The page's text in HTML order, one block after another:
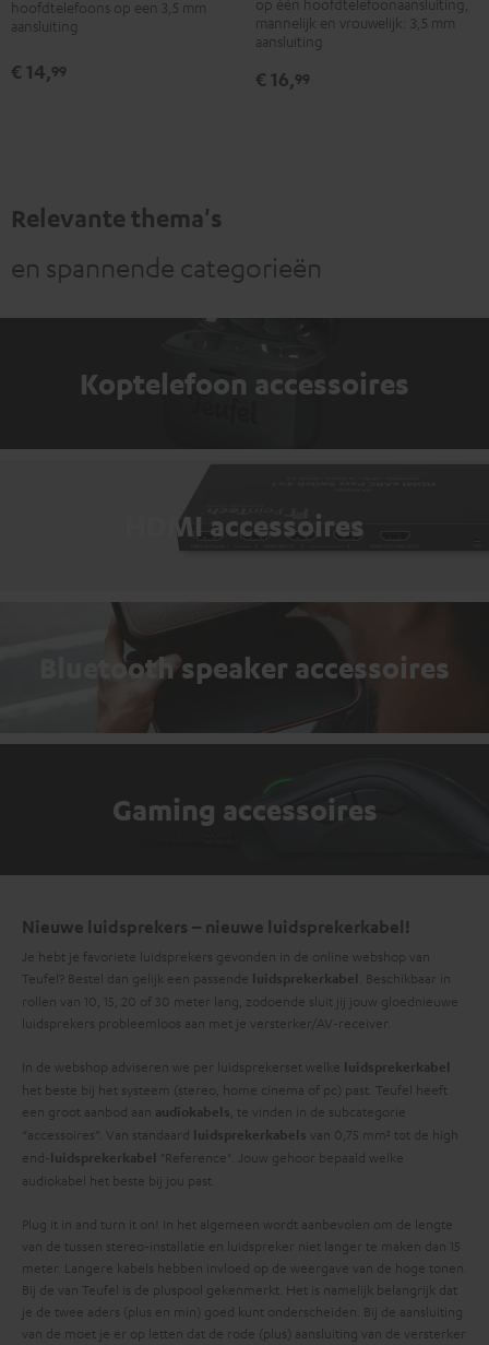
hoofdtelefoons op een 3,5 mm
aansluiting
€ 14,99
op één hoofdtelefoonaansluiting,
mannelijk en vrouwelijk: 3,5 mm
aansluiting
€ 16,99
Relevante thema's
en spannende categorieën
Koptelefoon accessoires
HDMI accessoires
Bluetooth speaker accessoires
Gaming accessoires
Nieuwe luidsprekers – nieuwe luidsprekerkabel!
Je hebt je favoriete luidsprekers gevonden in de online webshop van
Teufel? Bestel dan gelijk een passende luidsprekerkabel
. Beschikbaar in
rollen van 10, 15, 20 of 30 meter lang, zodoende sluit jij jouw gloednieuwe
luidsprekers probleemloos aan met je versterker/AV-receiver.
In de webshop adviseren we per luidsprekerset welke luidsprekerkabel
het beste bij het systeem (stereo, home cinema of pc) past. Teufel heeft
een groot aanbod aan audiokabels , te vinden in de subcategorie
“accessoires”. Van standaard luidsprekerkabels van 0,75 mm² tot de high
end-luidsprekerkabel
"Reference". Jouw gehoor bepaald welke
audiokabel het beste bij jou past.
Plug it in and turn it on!
In het algemeen wordt aanbevolen om de lengte
van de tussen stereo-installatie en luidspreker niet langer te maken dan 15
meter. Langere kabels hebben invloed op de weergave van de hoge tonen.
Bij de van Teufel is de pluspool gekenmerkt. Het is namelijk belangrijk dat
je de twee aders (plus en min) goed kunt onderscheiden. Bij de aansluiting
van de moet je er op letten dat de rode (plus) aansluiting van de versterker